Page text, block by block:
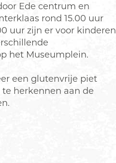
Ede centrum en
rond 15.00 uur
uur zijn er voor kinderen
het Museumplein.
een glutenvrije piet
herkennen aan de